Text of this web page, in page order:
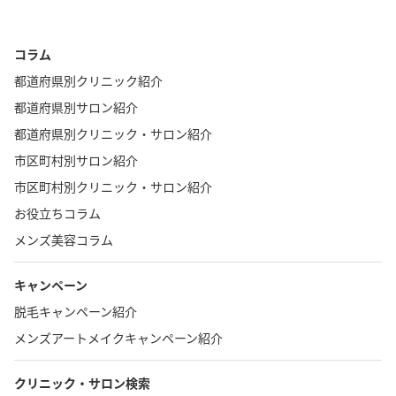
コラム
都道府県別クリニック紹介
都道府県別サロン紹介
都道府県別クリニック・サロン紹介
市区町村別サロン紹介
市区町村別クリニック・サロン紹介
お役立ちコラム
メンズ美容コラム
キャンペーン
脱毛キャンペーン紹介
メンズアートメイクキャンペーン紹介
クリニック・サロン検索